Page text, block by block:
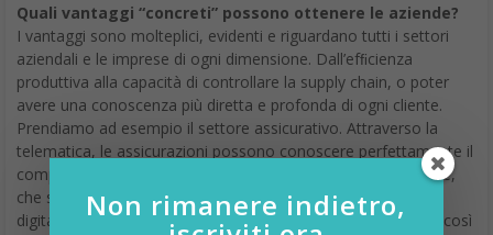
Quali vantaggi “concreti” possono ottenere le aziende?
I vantaggi sono molteplici, evidenti e riguardano tutti i settori
aziendali e le imprese di ogni dimensione. Dall’efﬁcienza
produttiva alla capacità di controllare la supply chain, o poter
avere una conoscenza più diretta e profonda di ogni cliente.
Prendiamo ad esempio il settore assicurativo. Attraverso la
telematica, le assicurazioni possono conoscere perfettamente il
comportamento del cliente in tempo reale. Oppure le banche,
che stanno affrontando una grande modernizzazione con la
digitalizzazione del proprio modello di business, cambiando così
Non rimanere indietro,